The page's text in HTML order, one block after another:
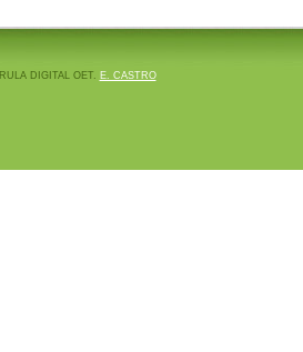
DIGITAL OET. E. CASTRO